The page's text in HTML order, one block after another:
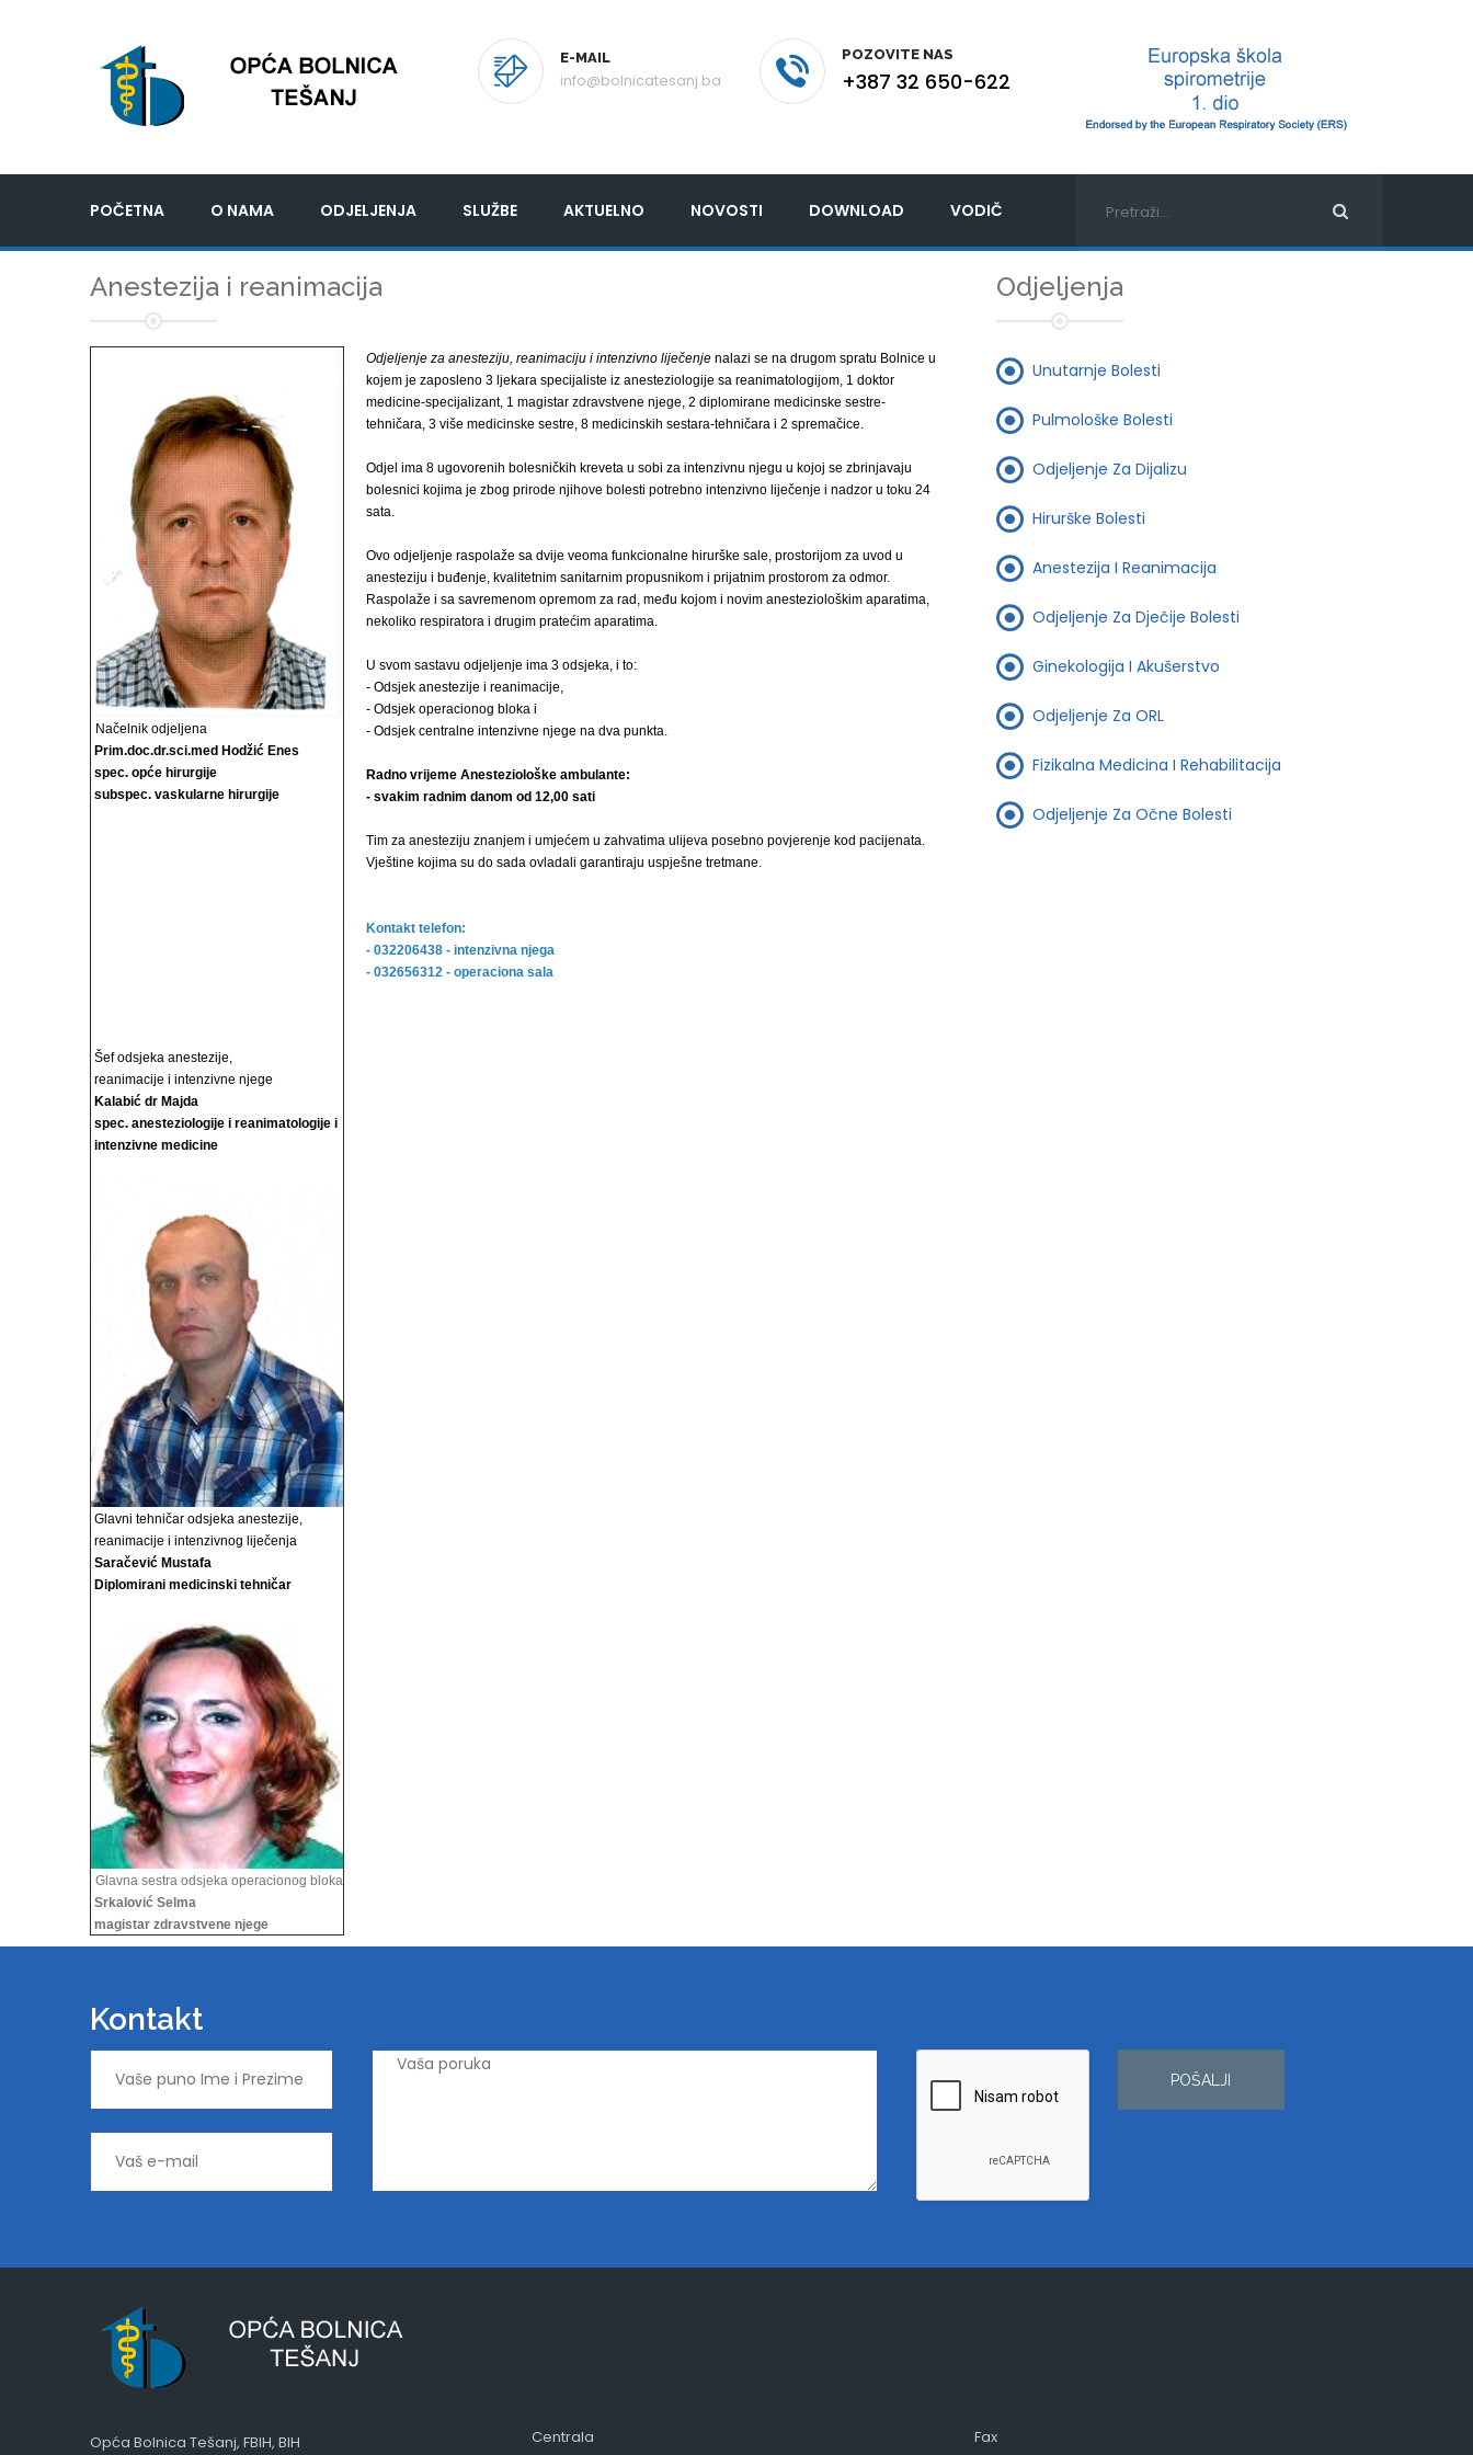
E-MAIL
info@bolnicatesanj.ba
POZOVITE NAS
+387 32 650-622
POČETNA O NAMA ODJELJENJA SLUŽBE AKTUELNO NOVOSTI DOWNLOAD VODIČ
Anestezija i reanimacija
Načelnik odjeljena
Prim.doc.dr.sci.med Hodžić Enes
spec. opće hirurgije
subspec. vaskularne hirurgije
Šef odsjeka anestezije,
reanimacije i intenzivne njege
Kalabić dr Majda
spec. anesteziologije i reanimatologije i
intenzivne medicine
Glavni tehničar odsjeka anestezije,
reanimacije i intenzivnog liječenja
Saračević Mustafa
Diplomirani medicinski tehničar
Glavna sestra odsjeka operacionog bloka
Srkalović Selma
magistar zdravstvene njege
Odjeljenje za anesteziju, reanimaciju i intenzivno liječenje nalazi se na drugom spratu Bolnice u
kojem je zaposleno 3 ljekara specijaliste iz anesteziologije sa reanimatologijom, 1 doktor
medicine-specijalizant, 1 magistar zdravstvene njege, 2 diplomirane medicinske sestre-
tehničara, 3 više medicinske sestre, 8 medicinskih sestara-tehničara i 2 spremačice.
Odjel ima 8 ugovorenih bolesničkih kreveta u sobi za intenzivnu njegu u kojoj se zbrinjavaju
bolesnici kojima je zbog prirode njihove bolesti potrebno intenzivno liječenje i nadzor u toku 24
sata.
Ovo odjeljenje raspolaže sa dvije veoma funkcionalne hirurške sale, prostorijom za uvod u
anesteziju i buđenje, kvalitetnim sanitarnim propusnikom i prijatnim prostorom za odmor.
Raspolaže i sa savremenom opremom za rad, među kojom i novim anesteziološkim aparatima,
nekoliko respiratora i drugim pratećim aparatima.
U svom sastavu odjeljenje ima 3 odsjeka, i to:
- Odsjek anestezije i reanimacije,
- Odsjek operacionog bloka i
- Odsjek centralne intenzivne njege na dva punkta.
Radno vrijeme Anesteziološke ambulante:
- svakim radnim danom od 12,00 sati
Tim za anesteziju znanjem i umjećem u zahvatima ulijeva posebno povjerenje kod pacijenata.
Vještine kojima su do sada ovladali garantiraju uspješne tretmane.
Kontakt telefon:
- 032206438 - intenzivna njega
- 032656312 - operaciona sala
Odjeljenja
Unutarnje Bolesti
Pulmološke Bolesti
Odjeljenje Za Dijalizu
Hirurške Bolesti
Anestezija I Reanimacija
Odjeljenje Za Dječije Bolesti
Ginekologija I Akušerstvo
Odjeljenje Za ORL
Fizikalna Medicina I Rehabilitacija
Odjeljenje Za Očne Bolesti
Kontakt
POŠALJI
Opća Bolnica Tešanj, FBIH, BIH Centrala Fax